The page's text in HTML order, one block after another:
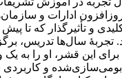
روزافزون ادارات و
و تأثیرگذار که تا پیش
تجربۀ سال‌ها تدریس،
این قشر، او را به یک
و